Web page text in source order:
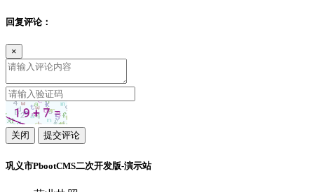
回复评论：
×
关闭 提交评论
巩义市PbootCMS二次开发版-演示站